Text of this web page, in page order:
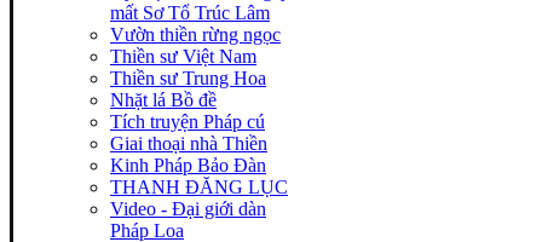
mất Sơ Tổ Trúc Lâm
Vườn thiền rừng ngọc
Thiền sư Việt Nam
Thiền sư Trung Hoa
Nhặt lá Bồ đề
Tích truyện Pháp cú
Giai thoại nhà Thiền
Kinh Pháp Bảo Đàn
THANH ĐĂNG LỤC
Video - Đại giới dàn
Pháp Loa